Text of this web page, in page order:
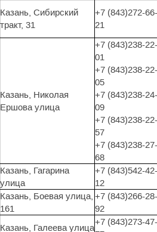
Казань, Сибирский
тракт, 31
+7 (843)272-66-
21
Казань, Николая
Ершова улица
+7 (843)238-22-
01
+7 (843)238-22-
05
+7 (843)238-24-
09
+7 (843)238-22-
57
+7 (843)238-27-
68
Казань, Гагарина
улица
+7 (843)542-42-
12
Казань, Боевая улица,
161
+7 (843)266-28-
92
Казань, Галеева улица
+7 (843)273-47-